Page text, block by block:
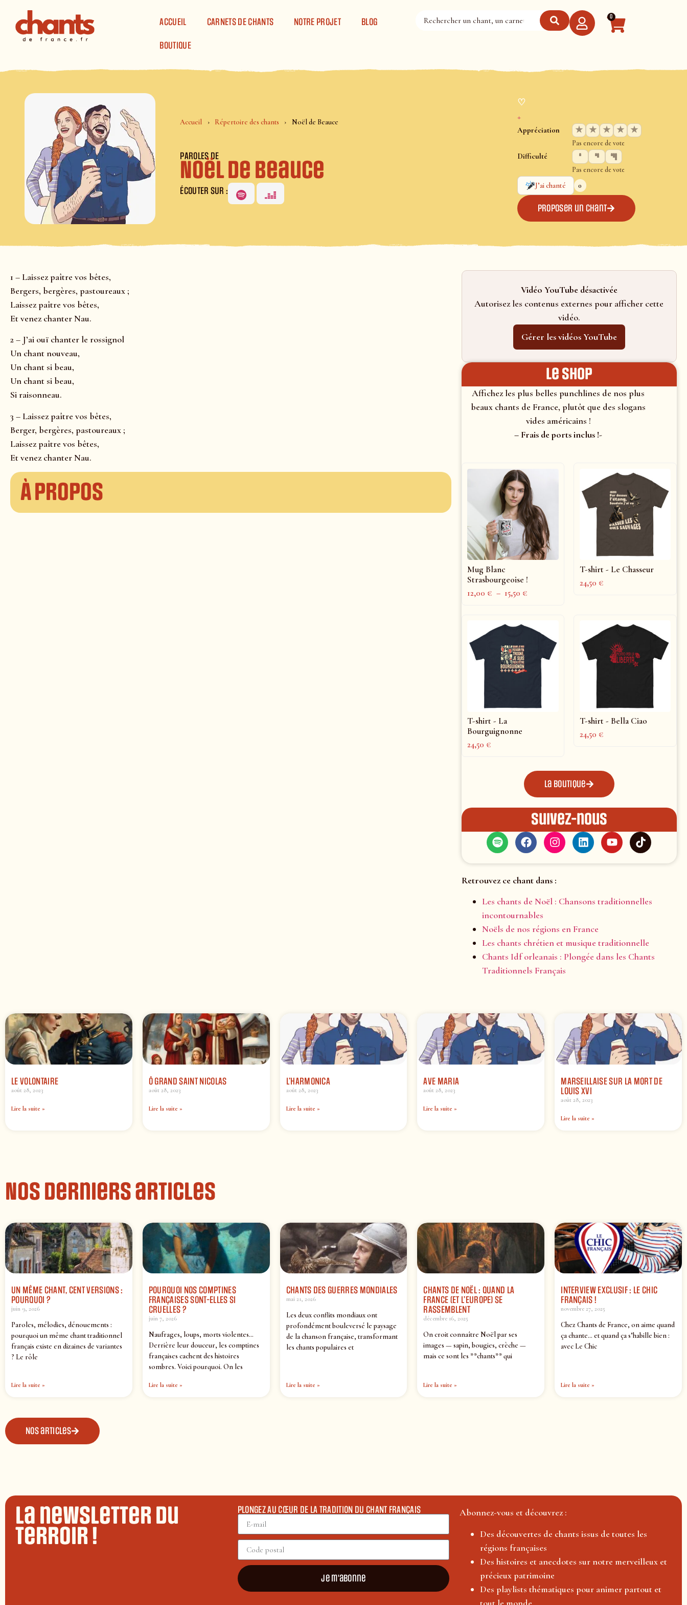
ACCUEIL
CARNETS DE CHANTS NOTRE PROJET BLOG
BOUTIQUE
0
Accueil Répertoire des chants Noël de Beauce
PAROLES DE
Noël de Beauce
ÉCOUTER SUR :
♡
+
Appréciation ★ ★ ★ ★ ★
Pas encore de vote
Difficulté
Pas encore de vote
J’ai chanté
0
Proposer un chant
1 – Laissez paître vos bêtes,
Bergers, bergères, pastoureaux ;
Laissez paître vos bêtes,
Et venez chanter Nau.
2 – J’ai ouï chanter le rossignol
Un chant nouveau,
Un chant si beau,
Un chant si beau,
Si raisonneau.
3 – Laissez paître vos bêtes,
Berger, bergères, pastoureaux ;
Laissez paître vos bêtes,
Et venez chanter Nau.
À propos
Vidéo YouTube désactivée
Autorisez les contenus externes pour afficher cette
vidéo.
Gérer les vidéos YouTube
le shop
Affichez les plus belles punchlines de nos plus
beaux chants de France, plutôt que des slogans
vides américains !
– Frais de ports inclus !-
Mug Blanc
Strasbourgeoise !
12,00€ – 15,50€
T-shirt - Le Chasseur
24,50€
T-shirt - La
Bourguignonne
24,50€
T-shirt - Bella Ciao
24,50€
La boutique
Suivez-nous
Retrouvez ce chant dans :
Les chants de Noël : Chansons traditionnelles
incontournables
Noëls de nos régions en France
Les chants chrétien et musique traditionnelle
Chants Idf orleanais : Plongée dans les Chants
Traditionnels Français
LE VOLONTAIRE
août 28, 2023
Lire la suite »
Ô GRAND SAINT NICOLAS
août 28, 2023
Lire la suite »
L’HARMONICA
août 28, 2023
Lire la suite »
AVE MARIA
août 28, 2023
Lire la suite »
MARSEILLAISE SUR LA MORT DE
LOUIS XVI
août 28, 2023
Lire la suite »
Nos derniers articles
UN MÊME CHANT, CENT VERSIONS :
POURQUOI ?
juin 9, 2026
Paroles, mélodies, dénouements :
pourquoi un même chant traditionnel
français existe en dizaines de variantes
? Le rôle
Lire la suite »
POURQUOI NOS COMPTINES
FRANÇAISES SONT-ELLES SI
CRUELLES ?
juin 7, 2026
Naufrages, loups, morts violentes…
Derrière leur douceur, les comptines
françaises cachent des histoires
sombres. Voici pourquoi. On les
Lire la suite »
CHANTS DES GUERRES MONDIALES
mai 21, 2026
Les deux conflits mondiaux ont
profondément bouleversé le paysage
de la chanson française, transformant
les chants populaires et
Lire la suite »
CHANTS DE NOËL : QUAND LA
FRANCE (ET L’EUROPE) SE
RASSEMBLENT
décembre 16, 2025
On croit connaître Noël par ses
images — sapin, bougies, crèche —
mais ce sont les **chants** qui
Lire la suite »
INTERVIEW EXCLUSIF : LE CHIC
FRANÇAIS !
novembre 27, 2025
Chez Chants de France, on aime quand
ça chante… et quand ça s’habille bien :
avec Le Chic
Lire la suite »
Nos articles
La newsletter du
terroir !
PLONGEZ AU CŒUR DE LA TRADITION DU CHANT FRANÇAIS
Je m'abonne
Abonnez-vous et découvrez :
Des découvertes de chants issus de toutes les
régions françaises
Des histoires et anecdotes sur notre merveilleux et
précieux patrimoine
Des playlists thématiques pour animer partout et